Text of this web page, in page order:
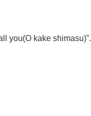
you(O kake shimasu)”.